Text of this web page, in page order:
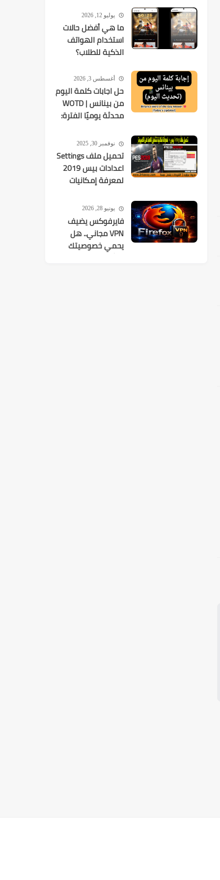
يوليو 12, 2026
ما هي أفضل حالات
استخدام الهواتف
الذكية للطلاب؟
أغسطس 3, 2026
حل اجابات كلمة اليوم
من بينانس | WOTD
محدثة يوميًا الفترة:
2026-08-09
نوفمبر 30, 2025
تحميل ملف Settings
اعدادات بيس 2019
لمعرفة إمكانيات
يونيو 28, 2026
فايرفوكس يضيف
VPN مجاني.. هل
يحمي خصوصيتك
فعلًا؟